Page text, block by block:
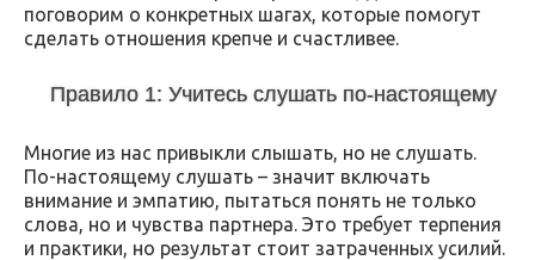
поговорим о конкретных шагах, которые помогут
сделать отношения крепче и счастливее.
Правило 1: Учитесь слушать по-настоящему
Многие из нас привыкли слышать, но не слушать.
По-настоящему слушать – значит включать
внимание и эмпатию, пытаться понять не только
слова, но и чувства партнера. Это требует терпения
и практики, но результат стоит затраченных усилий.